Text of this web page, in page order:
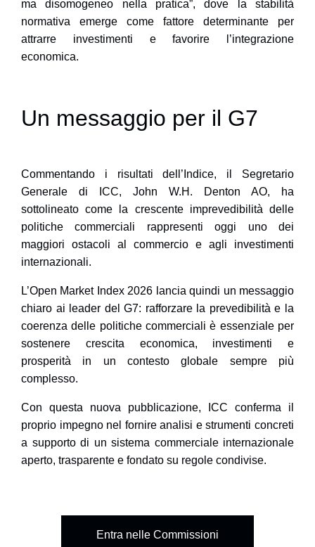
ma disomogeneo nella pratica”, dove la stabilità
normativa emerge come fattore determinante per
attrarre investimenti e favorire l’integrazione
economica.
Un messaggio per il G7
Commentando i risultati dell’Indice, il Segretario
Generale di ICC, John W.H. Denton AO, ha
sottolineato come la crescente imprevedibilità delle
politiche commerciali rappresenti oggi uno dei
maggiori ostacoli al commercio e agli investimenti
internazionali.
L’Open Market Index 2026 lancia quindi un messaggio
chiaro ai leader del G7: rafforzare la prevedibilità e la
coerenza delle politiche commerciali è essenziale per
sostenere crescita economica, investimenti e
prosperità in un contesto globale sempre più
complesso.
Con questa nuova pubblicazione, ICC conferma il
proprio impegno nel fornire analisi e strumenti concreti
a supporto di un sistema commerciale internazionale
aperto, trasparente e fondato su regole condivise.
Entra nelle Commissioni